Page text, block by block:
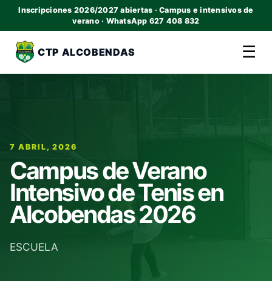
Inscripciones 2026/2027 abiertas · Campus e intensivos de
verano · WhatsApp 627 408 832
CTP ALCOBENDAS ☰
7 ABRIL, 2026
Campus de Verano
Intensivo de Tenis en
Alcobendas 2026
ESCUELA